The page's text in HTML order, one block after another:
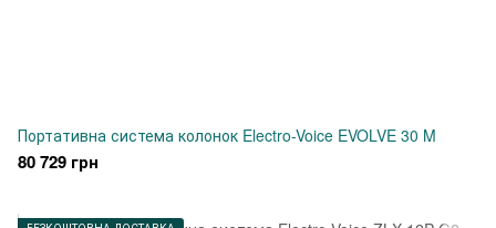
Портативна система колонок Electro-Voice EVOLVE 30 M
80 729 грн